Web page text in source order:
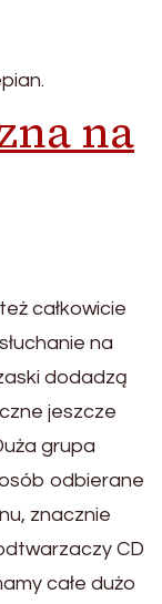
na
całkowicie
na
dodadzą
jeszcze
grupa
odbierane
znacznie
CD
całe dużo